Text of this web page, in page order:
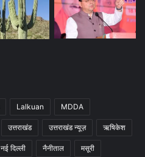
Lalkuan MDDA
उत्तराखंड उत्तराखंड न्यूज़ ऋषिकेश
नई दिल्ली नैनीताल मसूरी